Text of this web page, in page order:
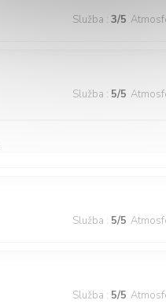
Služba : 3/5
Služba : 5/5
Služba : 5/5
Služba : 5/5